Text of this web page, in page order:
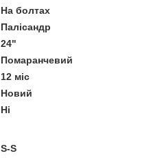
На болтах
Палісандр
24"
Помаранчевий
12 міс
Новий
Ні
S-S